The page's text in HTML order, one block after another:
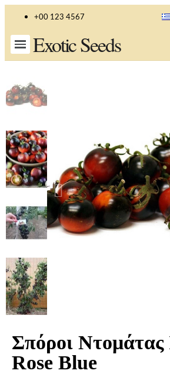
+00 123 4567
Exotic Seeds
Σπόροι
Rose Blue